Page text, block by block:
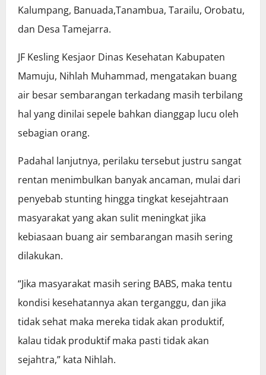
Kalumpang, Banuada,Tanambua, Tarailu, Orobatu,
dan Desa Tamejarra.
JF Kesling Kesjaor Dinas Kesehatan Kabupaten
Mamuju, Nihlah Muhammad, mengatakan buang
air besar sembarangan terkadang masih terbilang
hal yang dinilai sepele bahkan dianggap lucu oleh
sebagian orang.
Padahal lanjutnya, perilaku tersebut justru sangat
rentan menimbulkan banyak ancaman, mulai dari
penyebab stunting hingga tingkat kesejahtraan
masyarakat yang akan sulit meningkat jika
kebiasaan buang air sembarangan masih sering
dilakukan.
“Jika masyarakat masih sering BABS, maka tentu
kondisi kesehatannya akan terganggu, dan jika
tidak sehat maka mereka tidak akan produktif,
kalau tidak produktif maka pasti tidak akan
sejahtra,” kata Nihlah.